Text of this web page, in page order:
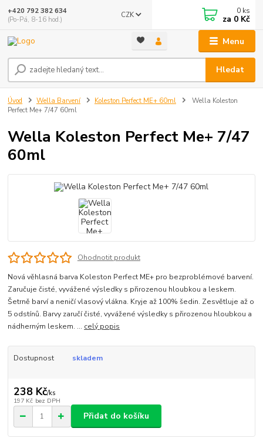
Menu
CZK
Hledat
+420 792 382 634
(Po-Pá, 8-16 hod.)
0 ks
za 0 Kč
Úvod Wella Barvení Koleston Perfect ME+ 60ml
Wella Koleston
Perfect Me+ 7/47 60ml
Wella Koleston Perfect Me+ 7/47
60ml
Ohodnotit produkt
Nová věhlasná barva Koleston Perfect ME+ pro bezproblémové barvení.
Zaručuje čisté, vyvážené výsledky s přirozenou hloubkou a leskem.
Šetrně barví a neničí vlasový vlákna. Kryje až 100% šedin. Zesvětluje až o
5 odstínů. Barvy zaručí čisté, vyvážené výsledky s přirozenou hloubkou a
nádherným leskem. ... celý popis
Dostupnost skladem
238 Kč/ks
197 Kč bez DPH
Přidat do košíku